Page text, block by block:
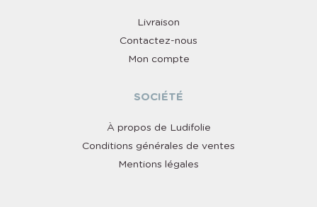
Livraison
Contactez-nous
Mon compte
SOCIÉTÉ
À propos de Ludifolie
Conditions générales de ventes
Mentions légales